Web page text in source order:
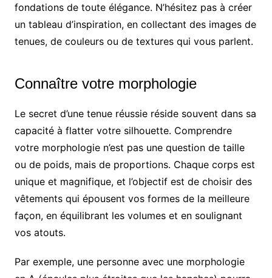
fondations de toute élégance. N’hésitez pas à créer
un tableau d’inspiration, en collectant des images de
tenues, de couleurs ou de textures qui vous parlent.
Connaître votre morphologie
Le secret d’une tenue réussie réside souvent dans sa
capacité à flatter votre silhouette. Comprendre
votre morphologie n’est pas une question de taille
ou de poids, mais de proportions. Chaque corps est
unique et magnifique, et l’objectif est de choisir des
vêtements qui épousent vos formes de la meilleure
façon, en équilibrant les volumes et en soulignant
vos atouts.
Par exemple, une personne avec une morphologie